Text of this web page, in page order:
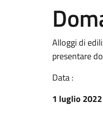
Alloggi di
presentare
Data :
1 luglio 2022